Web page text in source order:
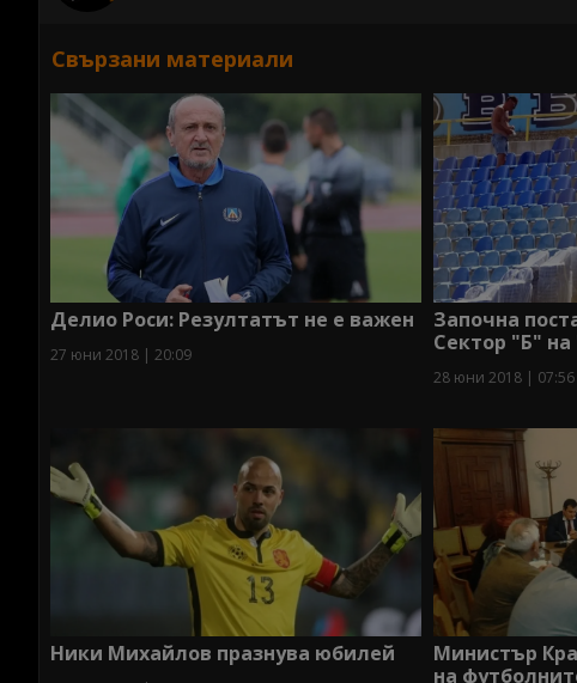
Свързани материали
Делио Роси: Резултатът не е важен
27 юни 2018 | 20:09
Започна
Сектор "Б" на
28 юни 2018 | 07:56
Ники Михайлов празнува юбилей
Министър
на